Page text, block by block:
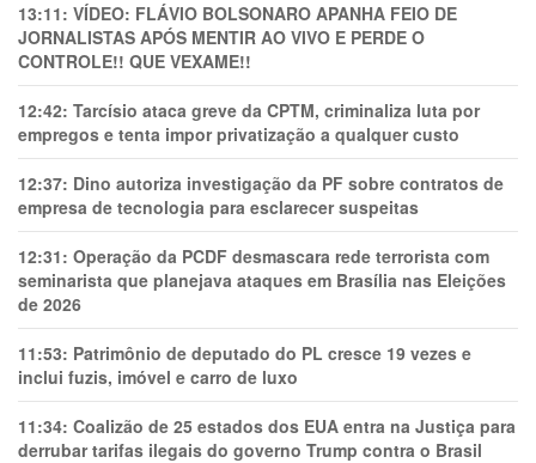
13:11: VÍDEO: FLÁVIO BOLSONARO APANHA FEIO DE
JORNALISTAS APÓS MENTIR AO VIVO E PERDE O
CONTROLE!! QUE VEXAME!!
12:42: Tarcísio ataca greve da CPTM, criminaliza luta por
empregos e tenta impor privatização a qualquer custo
12:37: Dino autoriza investigação da PF sobre contratos de
empresa de tecnologia para esclarecer suspeitas
12:31: Operação da PCDF desmascara rede terrorista com
seminarista que planejava ataques em Brasília nas Eleições
de 2026
11:53: Patrimônio de deputado do PL cresce 19 vezes e
inclui fuzis, imóvel e carro de luxo
11:34: Coalizão de 25 estados dos EUA entra na Justiça para
derrubar tarifas ilegais do governo Trump contra o Brasil